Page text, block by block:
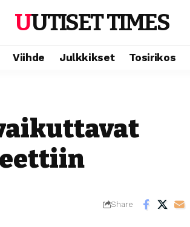
UUTISET TIMES
Viihde Julkkikset Tosirikos
Share